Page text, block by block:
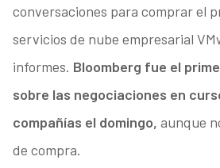
conversaciones para comprar el
servicios de nube empresarial
informes. Bloomberg fue el
sobre las negociaciones en
compañías el domingo, aunque
de compra.